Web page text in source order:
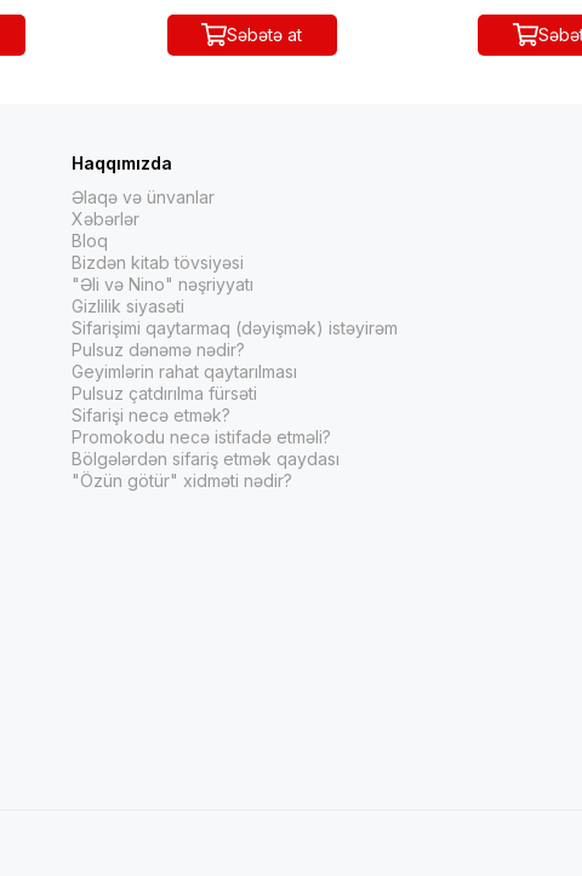
Səbətə at
Haqqımızda
Əlaqə və ünvanlar
Xəbərlər
Bloq
Bizdən kitab tövsiyəsi
"Əli və Nino" nəşriyyatı
Gizlilik siyasəti
Sifarişimi qaytarmaq (dəyişmək) istəyirəm
Pulsuz dənəmə nədir?
Geyimlərin rahat qaytarılması
Pulsuz çatdırılma fürsəti
Sifarişi necə etmək?
Promokodu necə istifadə etməli?
Bölgələrdən sifariş etmək qaydası
"Özün götür" xidməti nədir?